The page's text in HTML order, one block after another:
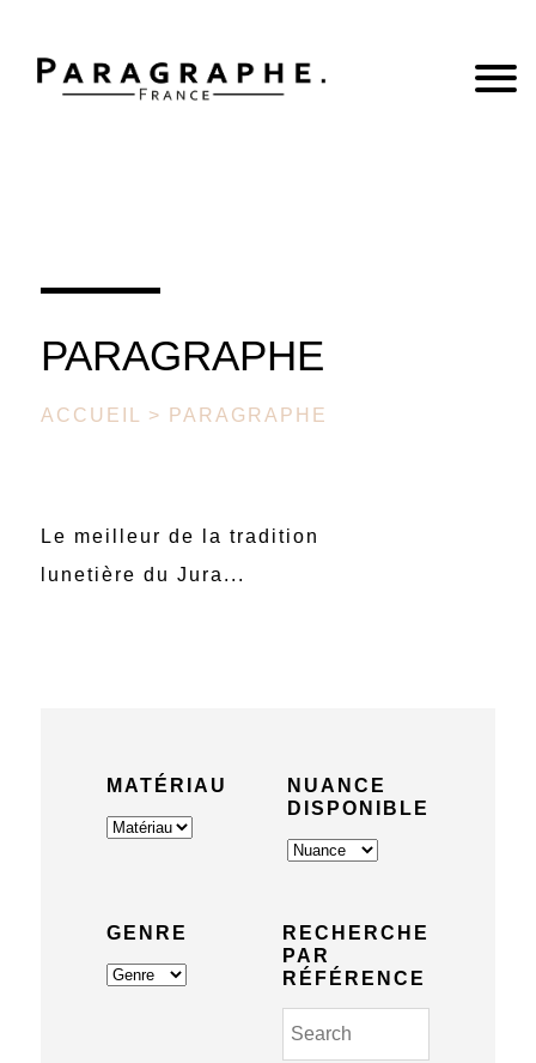
PARAGRAPHE
ACCUEIL > PARAGRAPHE
Le meilleur de la tradition
lunetière du Jura...
MATÉRIAU
NUANCE
DISPONIBLE
GENRE
RECHERCHE
PAR
RÉFÉRENCE